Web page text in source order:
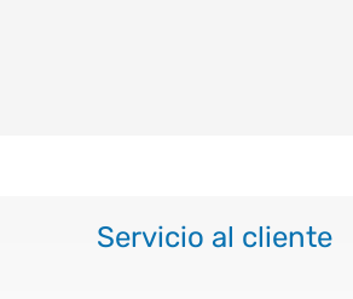
Servicio al cliente